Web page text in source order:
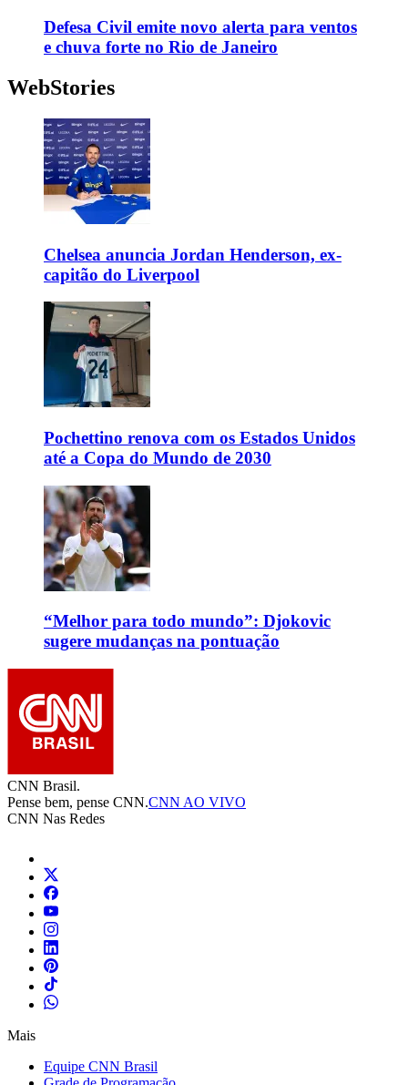
Defesa Civil emite novo alerta para ventos
e chuva forte no Rio de Janeiro
WebStories
Chelsea anuncia Jordan Henderson, ex-
capitão do Liverpool
Pochettino renova com os Estados Unidos
até a Copa do Mundo de 2030
“Melhor para todo mundo”: Djokovic
sugere mudanças na pontuação
CNN Brasil.
Pense bem, pense CNN.CNN AO VIVO
CNN Nas Redes
Mais
Equipe CNN Brasil